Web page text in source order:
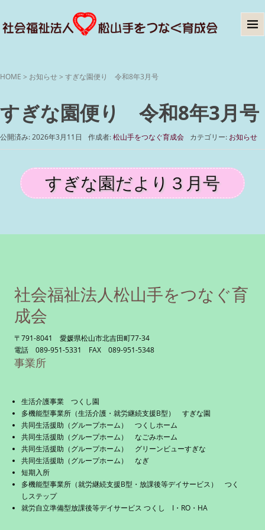
HOME > お知らせ> すぎな園便り 令和8年3月号
すぎな園便り 令和8年3月号
公開済み: 2026年3月11日 作成者:松山手をつなぐ育成会 カテゴリー: お知らせ
すぎな園だより３月号
社会福祉法人松山手をつなぐ育
成会
〒791-8041 愛媛県松山市北吉田町77-34
電話 089-951-5331 FAX 089-951-5348
事業所
生活介護事業 つくし園
多機能型事業所（生活介護・就労継続支援B型） すぎな園
共同生活援助（グループホーム） つくしホーム
共同生活援助（グループホーム） なごみホーム
共同生活援助（グループホーム） グリーンビューすぎな
共同生活援助（グループホーム） なぎ
短期入所
多機能型事業所（就労継続支援B型・放課後等デイサービス） つく
しステップ
就労自立準備型放課後等デイサービス つくし I・RO・HA